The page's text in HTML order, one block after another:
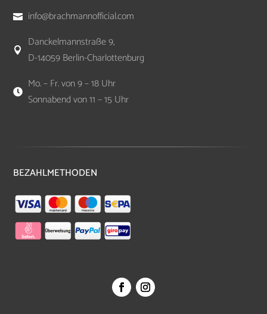
 info@brachmannofficial.com

Danckelmannstraße 9,
D-14059 Berlin-Charlottenburg

Mo. – Fr. von 9 – 18 Uhr
Sonnabend von 11 – 15 Uhr
BEZAHLMETHODEN